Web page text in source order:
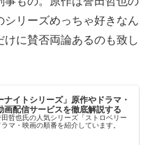
シリーズめっちゃ好きなん
に賛否両論あるのも致し
ナイトシリーズ」原作やドラマ・
画配信サービスを徹底解説する
哲也氏の人気シリーズ「ストロベリー
マ・映画の順番を紹介しています。